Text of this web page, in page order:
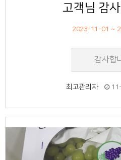
고객님 감
2023-11-01 ~
감사합
최고관리자
56
작성자
작성일
조회